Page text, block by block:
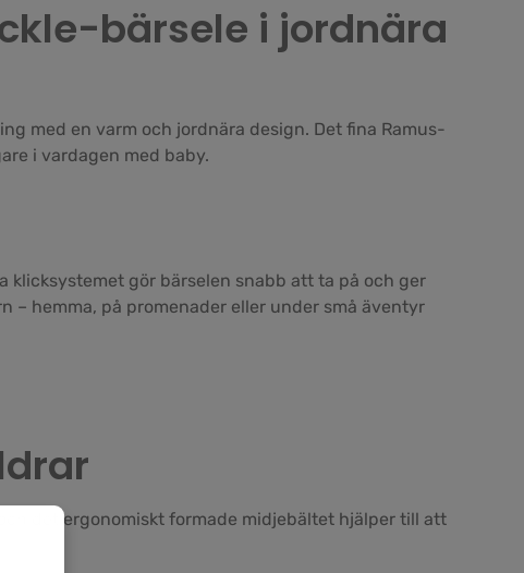
bärsele i jordnära
med en varm och jordnära design. Det fina Ramus-
i vardagen med baby.
klicksystemet gör bärselen snabb att ta på och ger
hemma, på promenader eller under små äventyr
det ergonomiskt formade midjebältet hjälper till att